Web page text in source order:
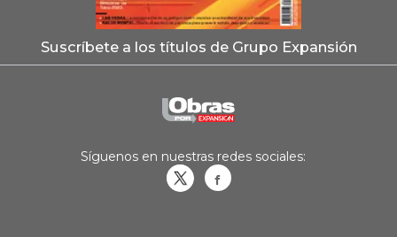
Suscríbete a los títulos de Grupo Expansión
Síguenos en nuestras redes sociales: